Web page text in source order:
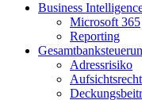
Business
Microsoft 365
Reporting
Adressrisiko
Aufsichtsrecht